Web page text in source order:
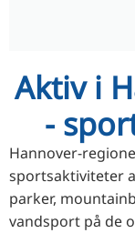
Aktiv i
-
Hannover-
sportsaktiviteter
parker,
vandsport på de